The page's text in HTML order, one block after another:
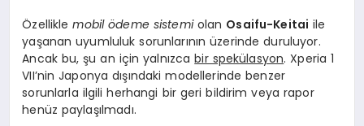
Özelliklemobil ödeme sistemiolan Osaifu-Keitai ile
yaşanan uyumluluk sorunlarının üzerinde duruluyor.
Ancak bu, şu an için yalnızcabir spekülasyon. Xperia 1
VII’nin Japonya dışındaki modellerinde benzer
sorunlarla ilgili herhangi bir geri bildirim veya rapor
henüz paylaşılmadı.